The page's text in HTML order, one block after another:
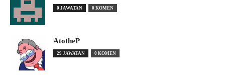
0 JAWATAN 0 KOMEN
AtotheP
29 JAWATAN 0 KOMEN